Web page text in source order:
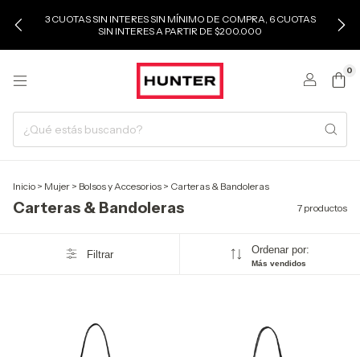
3 CUOTAS SIN INTERES SIN MÍNIMO DE COMPRA, 6 CUOTAS
SIN INTERES A PARTIR DE $200.000
0
Inicio > Mujer > Bolsos y Accesorios > Carteras & Bandoleras
Carteras & Bandoleras 7 productos
Filtrar Ordenar por:
Más vendidos